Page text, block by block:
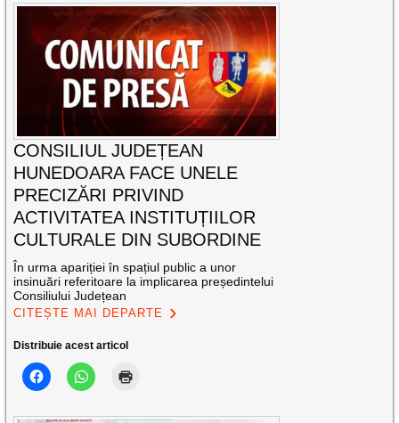
CONSILIUL JUDEȚEAN
HUNEDOARA FACE UNELE
PRECIZĂRI PRIVIND
ACTIVITATEA INSTITUȚIILOR
CULTURALE DIN SUBORDINE
În urma apariției în spațiul public a unor
insinuări referitoare la implicarea președintelui
Consiliului Județean
CITEȘTE MAI DEPARTE
Distribuie acest articol